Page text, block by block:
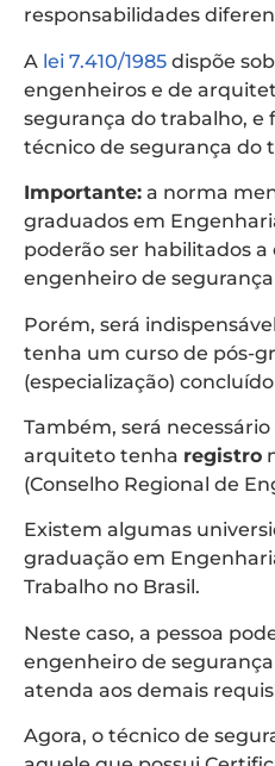
responsabilidades
A lei 7.410/1985 dispõe
engenheiros e de
segurança do trabalho, e
técnico de segurança do
Importante: a norma
graduados em
poderão ser habilitados
engenheiro de
Porém, será
tenha um curso de pós-
(especialização)
Também, será
arquiteto tenha registro
(Conselho Regional de
Existem algumas
graduação em
Trabalho no Brasil.
Neste caso, a pessoa
engenheiro de
atenda aos demais
Agora, o técnico de